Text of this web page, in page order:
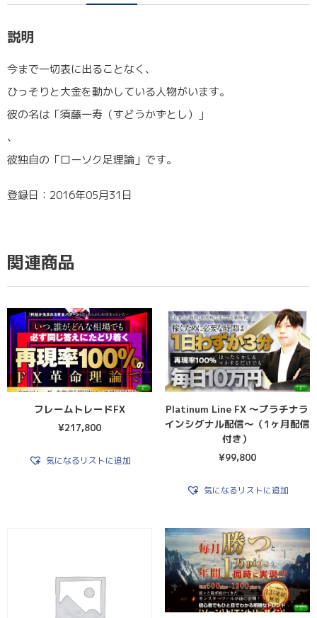
説明
今まで一切表に出ることなく、
ひっそりと大金を動かしている人物がいます。
彼の名は「須藤一寿（すどうかずとし）」
、
彼独自の「ローソク足理論」です。
登録日：2016年05月31日
関連商品
フレームトレードFX
¥217,800
気になるリストに追加
Platinum Line FX 〜プラチナラ
インシグナル配信〜（1ヶ月配信
付き）
¥99,800
気になるリストに追加